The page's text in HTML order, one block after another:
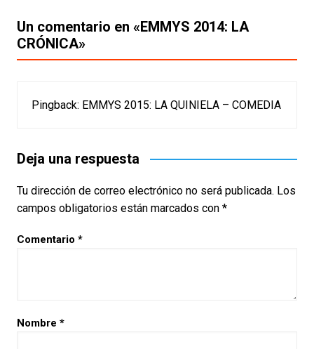
entradas
Un comentario en «EMMYS 2014: LA
CRÓNICA»
Pingback: EMMYS 2015: LA QUINIELA – COMEDIA
Deja una respuesta
Tu dirección de correo electrónico no será publicada. Los
campos obligatorios están marcados con *
Comentario *
Nombre *